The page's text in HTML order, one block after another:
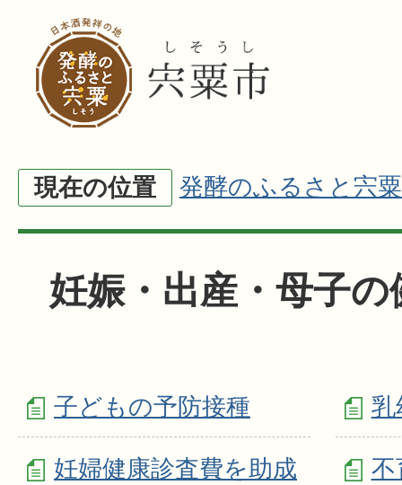
現在の位置 発酵のふるさと宍粟
妊娠・出産・母子の
子どもの予防接種 乳
妊婦健康診査費を助成 不